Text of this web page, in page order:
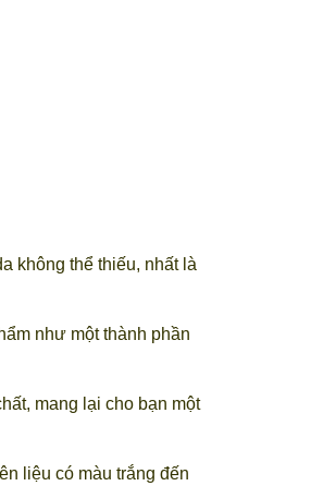
không thể thiếu, nhất là
như một thành phần
mang lại cho bạn một
liệu có màu trắng đến